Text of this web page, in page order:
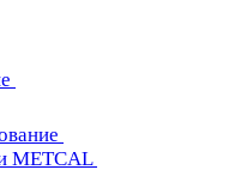
METCAL